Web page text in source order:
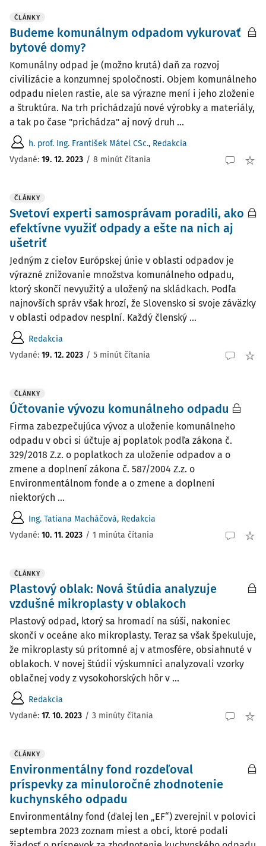
ČLÁNKY
Budeme komunálnym odpadom vykurovať
bytové domy?
Komunálny odpad je (možno krutá) daň za rozvoj
civilizácie a konzumnej spoločnosti. Objem komunálneho
odpadu nielen rastie, ale sa výrazne mení i jeho zloženie
a štruktúra. Na trh prichádzajú nové výrobky a materiály,
a tak po čase "prichádza" aj nový druh ...
h. prof. Ing. František Mátel CSc., Redakcia
Vydané: 19. 12. 2023 / 8 minút čítania
ČLÁNKY
Svetoví experti samosprávam poradili, ako
efektívne využiť odpady a ešte na nich aj
ušetriť
Jedným z cieľov Európskej únie v oblasti odpadov je
výrazné znižovanie množstva komunálneho odpadu,
ktorý skončí nevyužitý a uložený na skládkach. Podľa
najnovších správ však hrozí, že Slovensko si svoje záväzky
v oblasti odpadov nesplní. Každý členský ...
Redakcia
Vydané: 19. 12. 2023 / 5 minút čítania
ČLÁNKY
Účtovanie vývozu komunálneho odpadu
Firma zabezpečujúca vývoz a uloženie komunálneho
odpadu v obci si účtuje aj poplatok podľa zákona č.
329/2018 Z.z. o poplatkoch za uloženie odpadov a o
zmene a doplnení zákona č. 587/2004 Z.z. o
Environmentálnom fonde a o zmene a doplnení
niektorých ...
Ing. Tatiana Macháčová, Redakcia
Vydané: 10. 11. 2023 / 1 minúta čítania
ČLÁNKY
Plastový oblak: Nová štúdia analyzuje
vzdušné mikroplasty v oblakoch
Plastový odpad, ktorý sa hromadí na súši, nakoniec
skončí v oceáne ako mikroplasty. Teraz sa však špekuluje,
že mikroplasty sú prítomné aj v atmosfére, obsiahnuté v
oblakoch. V novej štúdii výskumníci analyzovali vzorky
oblačnej vody z vysokohorských hôr v ...
Redakcia
Vydané: 17. 10. 2023 / 3 minúty čítania
ČLÁNKY
Environmentálny fond rozdeľoval
príspevky za minuloročné zhodnotenie
kuchynského odpadu
Environmentálny fond (ďalej len „EF“) zverejnil v polovici
septembra 2023 zoznam miest a obcí, ktoré podali